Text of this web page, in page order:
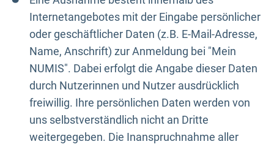
Internetangebotes mit der Eingabe persönlicher
oder geschäftlicher Daten (z.B. E-Mail-Adresse,
Name, Anschrift) zur Anmeldung bei "Mein
NUMIS". Dabei erfolgt die Angabe dieser Daten
durch Nutzerinnen und Nutzer ausdrücklich
freiwillig. Ihre persönlichen Daten werden von
uns selbstverständlich nicht an Dritte
weitergegeben. Die Inanspruchnahme aller